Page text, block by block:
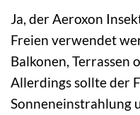
Ja, der Aeroxon
Freien verwendet
Balkonen, Terrassen
Allerdings sollte der
Sonneneinstrahlung